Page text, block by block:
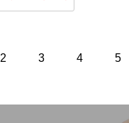
2 3 4 5